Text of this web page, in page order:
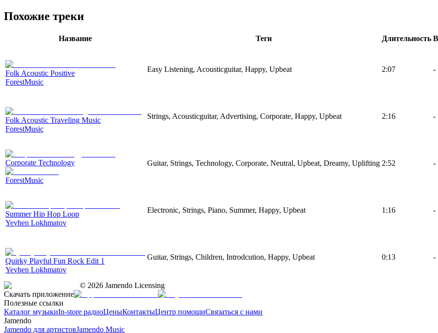
Похожие треки
Название Теги Длительность
Folk Acoustic Positive
ForestMusic
Easy Listening, Acousticguitar, Happy, Upbeat 2:07 -
Folk Acoustic Traveling Music
ForestMusic
Strings, Acousticguitar, Advertising, Corporate, Happy, Upbeat 2:16 -
Corporate Technology
ForestMusic
Guitar, Strings, Technology, Corporate, Neutral, Upbeat, Dreamy, Uplifting 2:52 -
Summer Hip Hop Loop
Yevhen Lokhmatov
Electronic, Strings, Piano, Summer, Happy, Upbeat 1:16 -
Quirky Playful Fun Rock Edit 1
Yevhen Lokhmatov
Guitar, Strings, Children, Introdcution, Happy, Upbeat 0:13 -
© 2026 Jamendo Licensing
Скачать приложение
Полезные ссылки
Каталог музыкиIn-store радиоЦеныКонтактыЦентр помощиСвязаться с нами
Jamendo
Jamendo для артистовJamendo Music